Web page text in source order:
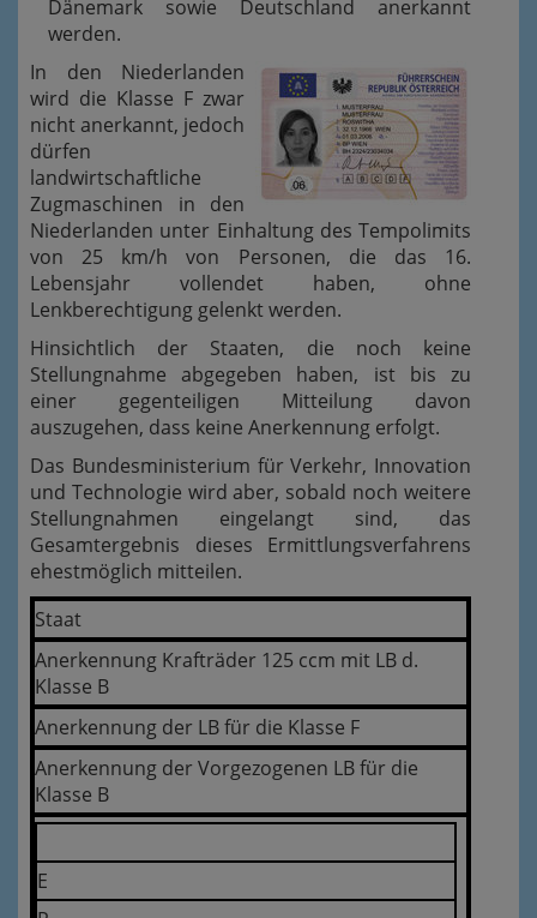
Dänemark sowie Deutschland anerkannt
werden.
In den Niederlanden
wird die Klasse F zwar
nicht anerkannt, jedoch
dürfen
landwirtschaftliche
Zugmaschinen in den
Niederlanden unter Einhaltung des Tempolimits
von 25 km/h von Personen, die das 16.
Lebensjahr vollendet haben, ohne
Lenkberechtigung gelenkt werden.
Hinsichtlich der Staaten, die noch keine
Stellungnahme abgegeben haben, ist bis zu
einer gegenteiligen Mitteilung davon
auszugehen, dass keine Anerkennung erfolgt.
Das Bundesministerium für Verkehr, Innovation
und Technologie wird aber, sobald noch weitere
Stellungnahmen eingelangt sind, das
Gesamtergebnis dieses Ermittlungsverfahrens
ehestmöglich mitteilen.
Staat
Anerkennung Krafträder 125 ccm mit LB d.
Klasse B
Anerkennung der LB für die Klasse F
Anerkennung der Vorgezogenen LB für die
Klasse B
E